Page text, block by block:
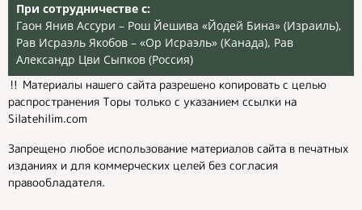
При сотрудничестве с:
Гаон Янив Ассури – Рош Йешива «Йодей Бина» (Израиль),
Рав Исраэль Якобов – «Ор Исраэль» (Канада), Рав
Александр Цви Сыпков (Россия)
‼️ Материалы нашего сайта разрешено копировать с целью
распространения Торы только с указанием ссылки на
Silatehilim.com
Запрещено любое использование материалов сайта в печатных
изданиях и для коммерческих целей без согласия
правообладателя.